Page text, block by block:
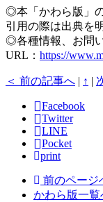
◎本「かわら版」
引用の際は出典を
◎各種情報、お問
URL： https://
＜ 前の記事へ | ↑ |
Facebook
Twitter
LINE
Pocket
print
前のページ
かわら版一覧